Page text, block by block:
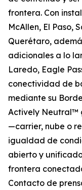
frontera. Con
McAllen, El Paso,
Querétaro,
adicionales a lo
Laredo, Eagle
conectividad de
mediante su
Actively Neutral™
—carrier, nube o
igualdad de
abierto y
frontera
Contacto de